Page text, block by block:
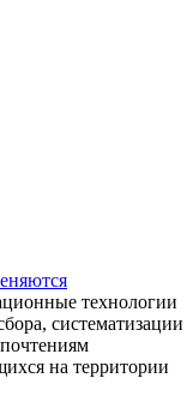
технологии
систематизации
на территории